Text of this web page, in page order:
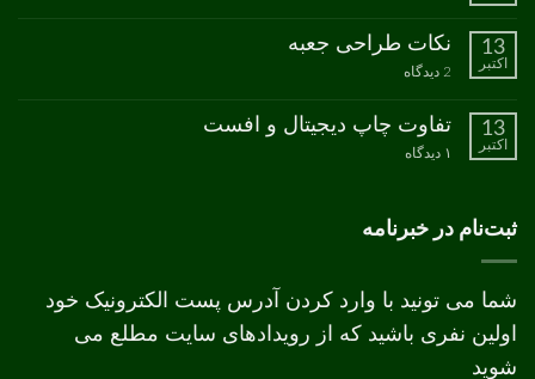
مدل
CMYK
ثبت
نشده
13
اکتبر
نکات طراحی جعبه
2 دیدگاه
برای
جعبه
13
اکتبر
تفاوت چاپ دیجیتال و افست
۱ دیدگاه
برای
افست
ثبت‌نام در خبرنامه
شما می تونید با وارد کردن آدرس پست الکترونیک خود
اولین نفری باشید که از رویدادهای سایت مطلع می
شوید